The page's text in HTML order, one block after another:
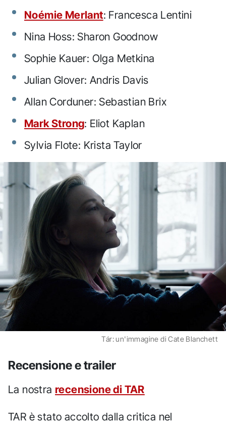
Noémie Merlant: Francesca Lentini
Nina Hoss: Sharon Goodnow
Sophie Kauer: Olga Metkina
Julian Glover: Andris Davis
Allan Corduner: Sebastian Brix
Mark Strong: Eliot Kaplan
Sylvia Flote: Krista Taylor
Tár: un'immagine di Cate Blanchett
Recensione e trailer
La nostra recensione di TAR
TAR è stato accolto dalla critica nel